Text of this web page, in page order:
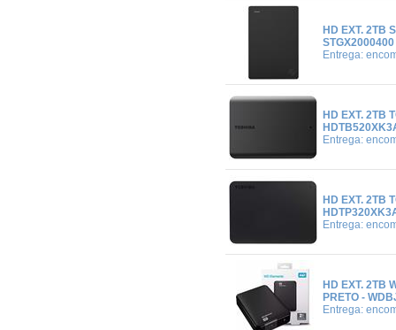
HD EXT. 2TB
STGX2000400
Entrega:
HD EXT. 2TB
Entrega:
HD EXT. 2TB
Entrega:
HD EXT. 2TB
PRETO -
Entrega: